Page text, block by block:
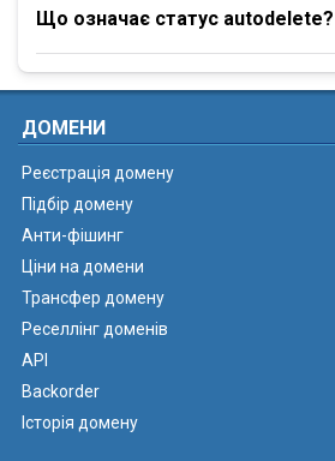
Що означає статус autodelete?
ДОМЕНИ
Реєстрація домену
Підбір домену
Анти-фішинг
Ціни на домени
Трансфер домену
Реселлінг доменів
API
Backorder
Історія домену